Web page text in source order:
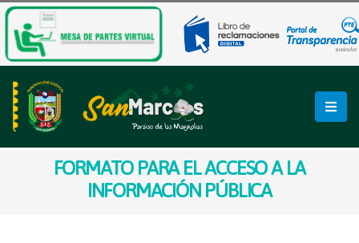
FORMATO PARA EL ACCESO A LA
INFORMACIÓN PÚBLICA